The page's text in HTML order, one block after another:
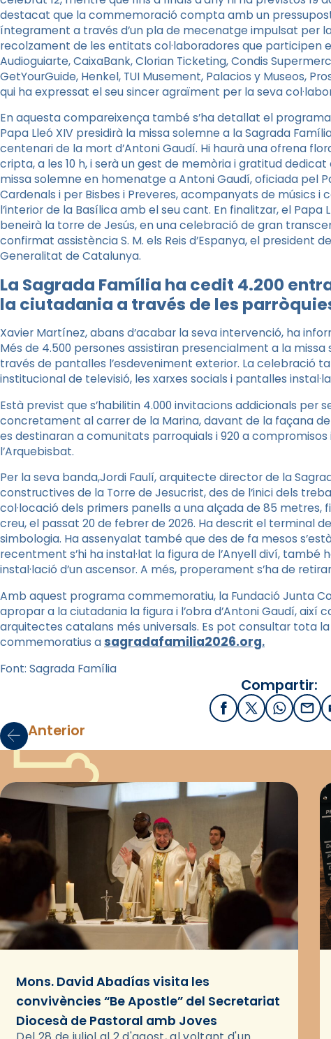
destacat que la commemoració compta amb un pressupost
íntegrament a través d’un pla de mecenatge impulsat per
recolzament de les entitats col·laboradores que participen
Audioguiarte, CaixaBank, Clorian Ticketing, Condis
GetYourGuide, Henkel, TUI Musement, Palacios y Museos,
qui ha expressat el seu sincer agraïment per la seva
En aquesta compareixença també s’ha detallat el programa
Papa Lleó XIV presidirà la missa solemne a la Sagrada
centenari de la mort d’Antoni Gaudí. Hi haurà una ofrena
cripta, a les 10 h, i serà un gest de memòria i gratitud dedicat
missa solemne en homenatge a Antoni Gaudí, oficiada pel
Cardenals i per Bisbes i Preveres, acompanyats de músics
l’interior de la Basílica amb el seu cant. En finalitzar, el Papa
beneirà la torre de Jesús, en una celebració de gran
confirmat assistència S. M. els Reis d’Espanya, el president
Generalitat de Catalunya.
La Sagrada Família ha cedit 4.200
la ciutadania a través de les
Xavier Martínez, abans d’acabar la seva intervenció, ha
Més de 4.500 persones assistiran presencialment a la
través de pantalles l’esdeveniment exterior. La celebració
institucional de televisió, les xarxes socials i pantalles
Està previst que s’habilitin 4.000 invitacions addicionals per
concretament al carrer de la Marina, davant de la façana
es destinaran a comunitats parroquials i 920 a
l’Arquebisbat.
Per la seva banda,Jordi Faulí, arquitecte director de la
constructives de la Torre de Jesucrist, des de l’inici dels
col·locació dels primers panells a una alçada de 85 metres,
creu, el passat 20 de febrer de 2026. Ha descrit el terminal
simbologia. Ha assenyalat també que des de fa mesos
recentment s’hi ha instal·lat la figura de l’Anyell diví,
instal·lació d’un ascensor. A més, properament s’ha de
Amb aquest programa commemoratiu, la Fundació Junta
apropar a la ciutadania la figura i l’obra d’Antoni Gaudí, així
arquitectes catalans més universals. Es pot consultar tota
commemoratius asagradafamilia2026.org.
Font: Sagrada Família
Compartir:
FacebookX / Twitter
Anterior
Mons. David Abadías visita les
convivències “Be Apostle” del Secretariat
Diocesà de Pastoral amb Joves